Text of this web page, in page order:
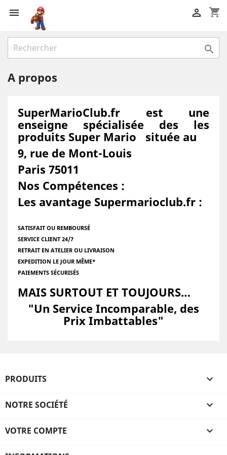
 shopping_cart


A propos
SuperMarioClub.fr est une
enseigne spécialisée des les
produits Super Mario située au
9, rue de Mont-Louis
Paris 75011
Nos Compétences :
Les avantage Supermarioclub.fr :
SATISFAIT OU REMBOURSÉ
SERVICE CLIENT 24/7
RETRAIT EN ATELIER OU LIVRAISON
EXPEDITION LE JOUR MÊME*
PAIEMENTS SÉCURISÉS
MAIS SURTOUT ET TOUJOURS…
"Un Service Incomparable, des
Prix Imbattables"
PRODUITS 
NOTRE SOCIÉTÉ 
VOTRE COMPTE 